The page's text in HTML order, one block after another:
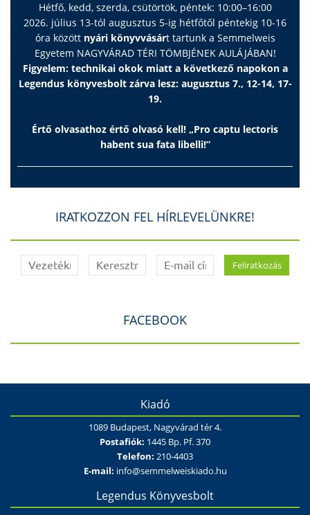
Hétfő, kedd, szerda, csütörtök, péntek: 10:00–16:00
2026. július 13-tól augusztus 5-ig hétfőtől péntekig 10-16
óra között nyári könyvvásárt tartunk a Semmelweis
Egyetem NAGYVÁRAD TÉRI TÖMBJÉNEK AULÁJÁBAN!
Figyelem: technikai okok miatt a következő napokon a
Legendus könyvesbolt zárva lesz: augusztus 7., 12-14, 17-
19.
Értő olvasathoz értő olvasó kell! „Pro captu lectoris
habent sua fata libelli!”
IRATKOZZON FEL HÍRLEVELÜNKRE!
FACEBOOK
Kiadó
1089 Budapest, Nagyvárad tér 4.
Postafiók: 1445 Bp. Pf. 370
Telefon: 210-4403
E-mail: info@semmelweiskiado.hu
Legendus Könyvesbolt